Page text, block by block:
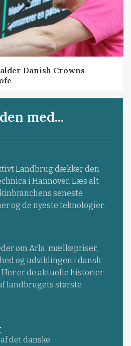
Danish Crowns
med...
Landbrug dækker den
i Hannover. Læs alt
seneste
og de nyeste teknologier.
om Arla, mælkepriser,
og udviklingen i dansk
er de aktuelle historier
landbrugets største
det danske